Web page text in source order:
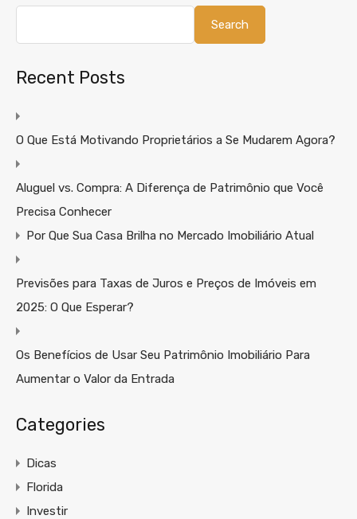
Search
Recent Posts
O Que Está Motivando Proprietários a Se Mudarem Agora?
Aluguel vs. Compra: A Diferença de Patrimônio que Você
Precisa Conhecer
Por Que Sua Casa Brilha no Mercado Imobiliário Atual
Previsões para Taxas de Juros e Preços de Imóveis em
2025: O Que Esperar?
Os Benefícios de Usar Seu Patrimônio Imobiliário Para
Aumentar o Valor da Entrada
Categories
Dicas
Florida
Investir